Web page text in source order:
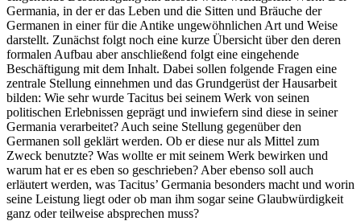
Germania, in der er das Leben und die Sitten und Bräuche der
Germanen in einer für die Antike ungewöhnlichen Art und Weise
darstellt. Zunächst folgt noch eine kurze Übersicht über den deren
formalen Aufbau aber anschließend folgt eine eingehende
Beschäftigung mit dem Inhalt. Dabei sollen folgende Fragen eine
zentrale Stellung einnehmen und das Grundgerüst der Hausarbeit
bilden: Wie sehr wurde Tacitus bei seinem Werk von seinen
politischen Erlebnissen geprägt und inwiefern sind diese in seiner
Germania verarbeitet? Auch seine Stellung gegenüber den
Germanen soll geklärt werden. Ob er diese nur als Mittel zum
Zweck benutzte? Was wollte er mit seinem Werk bewirken und
warum hat er es eben so geschrieben? Aber ebenso soll auch
erläutert werden, was Tacitus’ Germania besonders macht und worin
seine Leistung liegt oder ob man ihm sogar seine Glaubwürdigkeit
ganz oder teilweise absprechen muss?